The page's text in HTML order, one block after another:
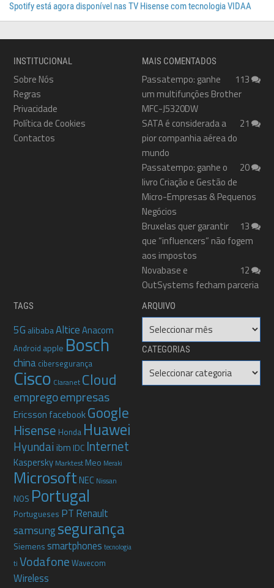
Spotify está agora disponível nas TV Hisense com tecnologia VIDAA
INSTITUCIONAL
Sobre Nós
Regras
Privacidade
Política de Cookies
Contactos
MAIS COMENTADOS
113
Passatempo: ganhe
um multifunções Brother
MFC-J5320DW
21
SATA é considerada a
pior companhia aérea do
mundo
20
Passatempo: ganhe o
livro Criação e Gestão de
Micro-Empresas & Pequenos
Negócios
13
Bruxelas quer garantir
que “influencers” não fogem
aos impostos
12
Novabase e
OutSystems fecham parceria
TAGS
5G alibabaAlticeAnacom
Android apple Bosch
china cibersegurança
Cisco Claranet Cloud
empregoempresas
Ericsson facebookGoogle
Hisense Honda Huawei
Hyundai ibm IDC Internet
Kaspersky Marktest Meo Meraki
MicrosoftNEC Nissan
NOS Portugal
Portugueses PT Renault
samsungsegurança
Siemenssmartphones tecnologia
ti Vodafone Wavecom
Wireless
ARQUIVO
Arquivo
CATEGORIAS
Categorias